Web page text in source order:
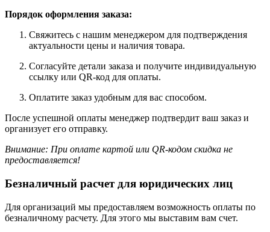
Порядок оформления заказа:
Свяжитесь с нашим менеджером для подтверждения
актуальности цены и наличия товара.
Согласуйте детали заказа и получите индивидуальную
ссылку или QR-код для оплаты.
Оплатите заказ удобным для вас способом.
После успешной оплаты менеджер подтвердит ваш заказ и
организует его отправку.
Внимание: При оплате картой или QR-кодом скидка не
предоставляется!
Безналичный расчет для юридических лиц
Для организаций мы предоставляем возможность оплаты по
безналичному расчету. Для этого мы выставим вам счет.